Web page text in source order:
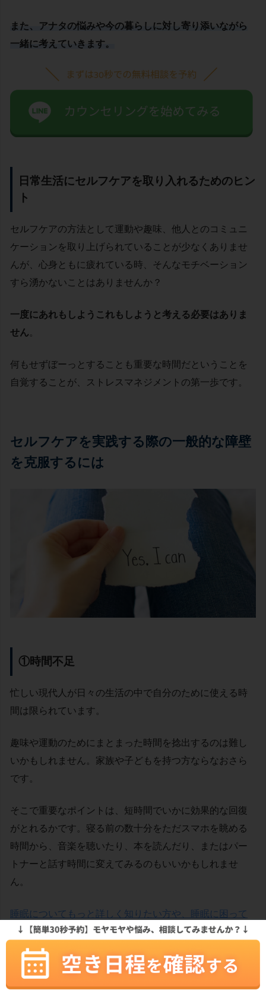
また、アナタの悩みや今の暮らしに対し寄り添いながら
一緒に考えていきます。
日常生活にセルフケアを取り入れるためのヒン
ト
セルフケアの方法として運動や趣味、他人とのコミュニ
ケーションを取り上げられていることが少なくありませ
んが、心身ともに疲れている時、そんなモチベーション
すら湧かないことはありませんか？
一度にあれもしようこれもしようと考える必要はありま
せん 。
何もせずぼーっとすることも重要な時間だということを
自覚することが、ストレスマネジメントの第一歩です。
セルフケアを実践する際の一般的な障壁
を克服するには
①時間不足
忙しい現代人が日々の生活の中で自分のために使える時
間は限られています。
趣味や運動のためにまとまった時間を捻出するのは難し
いかもしれません。家族や子どもを持つ方ならなおさら
です。
そこで重要なポイントは、短時間でいかに効果的な回復
がとれるかです。寝る前の数十分をただスマホを眺める
時間から、音楽を聴いたり、本を読んだり、またはパー
トナーと話す時間に変えてみるのもいいかもしれませ
ん。
睡眠についてもっと詳しく知りたい方や、睡眠に困って
いる方はこちらの記事がオススメです。